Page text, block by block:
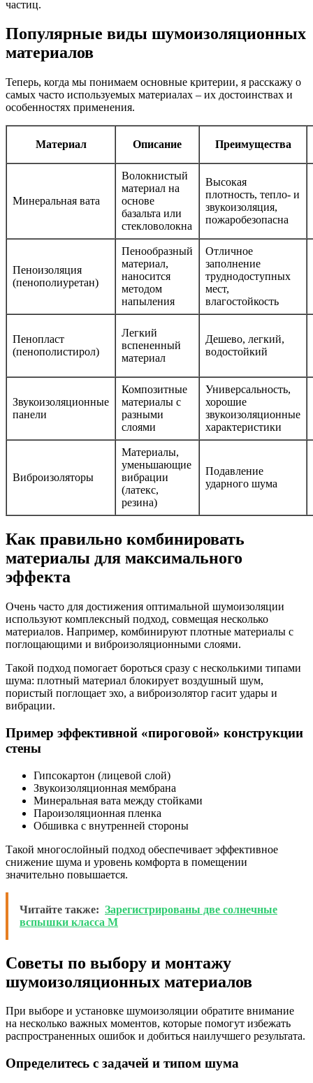
частиц.
Популярные виды шумоизоляционных
материалов
Теперь, когда мы понимаем основные критерии, я расскажу о
самых часто используемых материалах – их достоинствах и
особенностях применения.
Материал Описание Преимущества
Минеральная вата
Волокнистый
материал на
основе
базальта или
стекловолокна
Высокая
плотность, тепло- и
звукоизоляция,
пожаробезопасна
Пеноизоляция
(пенополиуретан)
Пенообразный
материал,
наносится
методом
напыления
Отличное
заполнение
труднодоступных
мест,
влагостойкость
Пенопласт
(пенополистирол)
Легкий
вспененный
материал
Дешево, легкий,
водостойкий
Звукоизоляционные
панели
Композитные
материалы с
разными
слоями
Универсальность,
хорошие
звукоизоляционные
характеристики
Виброизоляторы
Материалы,
уменьшающие
вибрации
(латекс,
резина)
Подавление
ударного шума
Как правильно комбинировать
материалы для максимального
эффекта
Очень часто для достижения оптимальной шумоизоляции
используют комплексный подход, совмещая несколько
материалов. Например, комбинируют плотные материалы с
поглощающими и виброизоляционными слоями.
Такой подход помогает бороться сразу с несколькими типами
шума: плотный материал блокирует воздушный шум,
пористый поглощает эхо, а виброизолятор гасит удары и
вибрации.
Пример эффективной «пироговой» конструкции
стены
Гипсокартон (лицевой слой)
Звукоизоляционная мембрана
Минеральная вата между стойками
Пароизоляционная пленка
Обшивка с внутренней стороны
Такой многослойный подход обеспечивает эффективное
снижение шума и уровень комфорта в помещении
значительно повышается.
Читайте также: Зарегистрированы две солнечные
вспышки класса М
Советы по выбору и монтажу
шумоизоляционных материалов
При выборе и установке шумоизоляции обратите внимание
на несколько важных моментов, которые помогут избежать
распространенных ошибок и добиться наилучшего результата.
Определитесь с задачей и типом шума